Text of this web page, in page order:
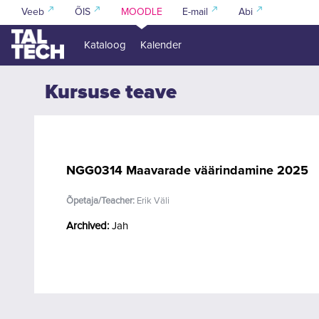
Jäta vahele peasisuni
Veeb ÕIS MOODLE E-mail Abi
Kataloog Kalender
Kursuse teave
NGG0314 Maavarade väärindamine 2025
Õpetaja/Teacher: Erik Väli
Archived : Jah